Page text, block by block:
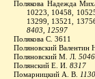
Полякова Надежда
10223, 10458,
13299, 13521,
8403, 12597
Полякова С. 3611
Поляновский Валентин
Поляновский М. Л. 5046
Полянский Е. И. 8317
Помарницкий А. В.